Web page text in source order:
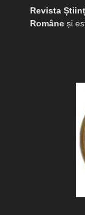
Revista
Româneși